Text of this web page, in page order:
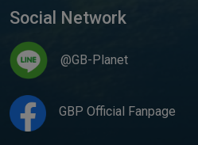
Social Network
@GB-Planet
GBP Official Fanpage